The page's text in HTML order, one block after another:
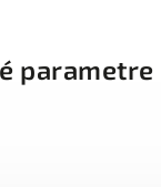
parametre